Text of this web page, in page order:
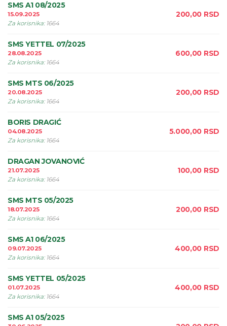
SMS A1 08/2025
15.09.2025
Za korisnika: 1664
200,00 RSD
SMS YETTEL 07/2025
28.08.2025
Za korisnika: 1664
600,00 RSD
SMS MTS 06/2025
20.08.2025
Za korisnika: 1664
200,00 RSD
BORIS DRAGIĆ
04.08.2025
Za korisnika: 1664
5.000,00 RSD
DRAGAN JOVANOVIĆ
21.07.2025
Za korisnika: 1664
100,00 RSD
SMS MTS 05/2025
18.07.2025
Za korisnika: 1664
200,00 RSD
SMS A1 06/2025
09.07.2025
Za korisnika: 1664
400,00 RSD
SMS YETTEL 05/2025
01.07.2025
Za korisnika: 1664
400,00 RSD
SMS A1 05/2025